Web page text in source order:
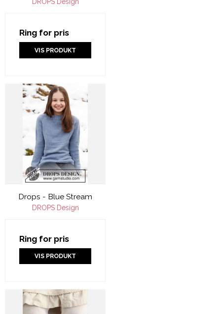
DROPS Design
Ring for pris
VIS PRODUKT
Drops - Blue Stream
DROPS Design
Ring for pris
VIS PRODUKT